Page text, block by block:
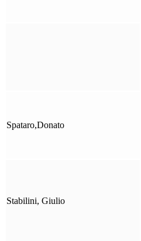
Spataro,Donato
Stabilini, Giulio